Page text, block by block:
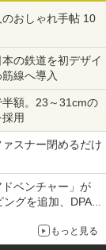
のおしゃれ手帖 10
の鉄道を初デザイ
線へ導入
額。23～31cmの
用
スナー閉めるだけ
ベンチャー」が
グを追加、DPA
もっと見る